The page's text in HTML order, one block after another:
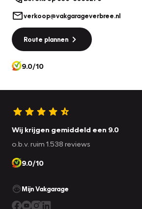
verkoop@vakgarageverbree.nl
Route plannen
9.0/10
Wij krijgen gemiddeld een 9.0
o.b.v. ruim 1.538 reviews
9.0/10
Mijn Vakgarage